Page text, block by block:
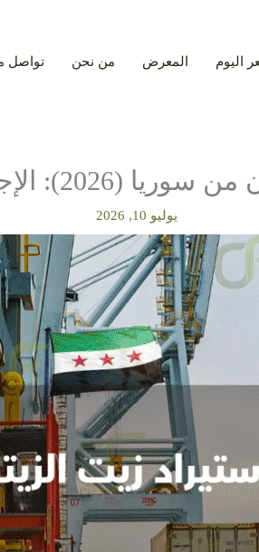
اليوم المعرض من نحن تواصل
وأفضل الموردين
يوليو 10, 2026